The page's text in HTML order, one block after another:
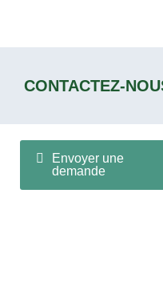
CONTACTEZ-
Qianghua
+86
Envoyer une
demande